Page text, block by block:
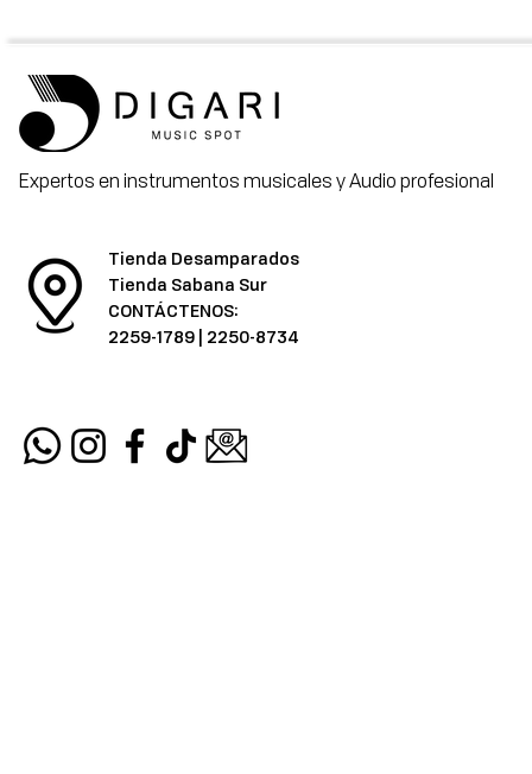
Expertos en instrumentos musicales y Audio profesional
Tienda Desamparados
Tienda Sabana Sur
CONTÁCTENOS:
2259-1789 | 2250-8734